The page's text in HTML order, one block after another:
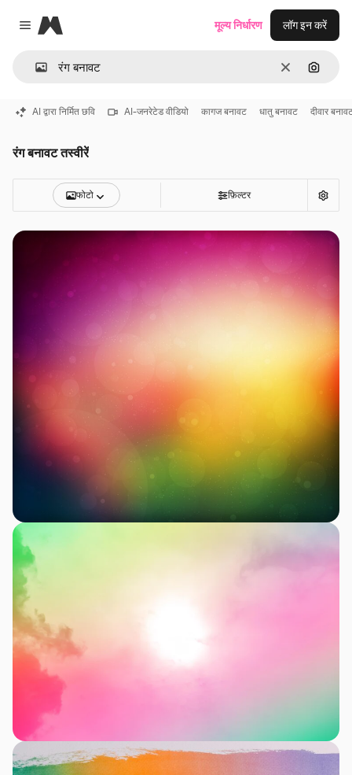
Close menu
Magnific
साफ़ इमेज से
मूल्य निर्धारण लॉग इन करें
AI द्वारा निर्मित छवि AI-जनरेटेड वीडियो कागज बनावट धातु बनावट दीवार
रंग बनावट तस्वीरें
फोटो फ़िल्टर